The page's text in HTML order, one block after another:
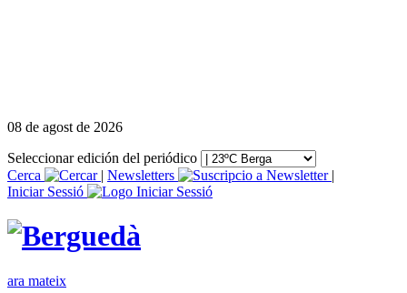
08 de agost de 2026
Seleccionar edición del periódico
Cerca
| Newsletters
|
Iniciar Sessió
ara mateix